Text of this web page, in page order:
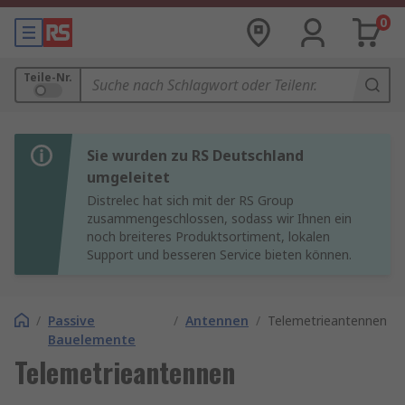
0
Teile-Nr.
Sie wurden zu RS Deutschland
umgeleitet
Distrelec hat sich mit der RS Group
zusammengeschlossen, sodass wir Ihnen ein
noch breiteres Produktsortiment, lokalen
Support und besseren Service bieten können.
/ Passive
Bauelemente
/ Antennen / Telemetrieantennen
Telemetrieantennen